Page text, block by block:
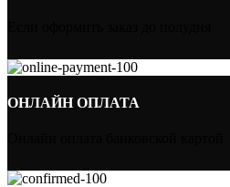
ОНЛАЙН ОПЛАТА